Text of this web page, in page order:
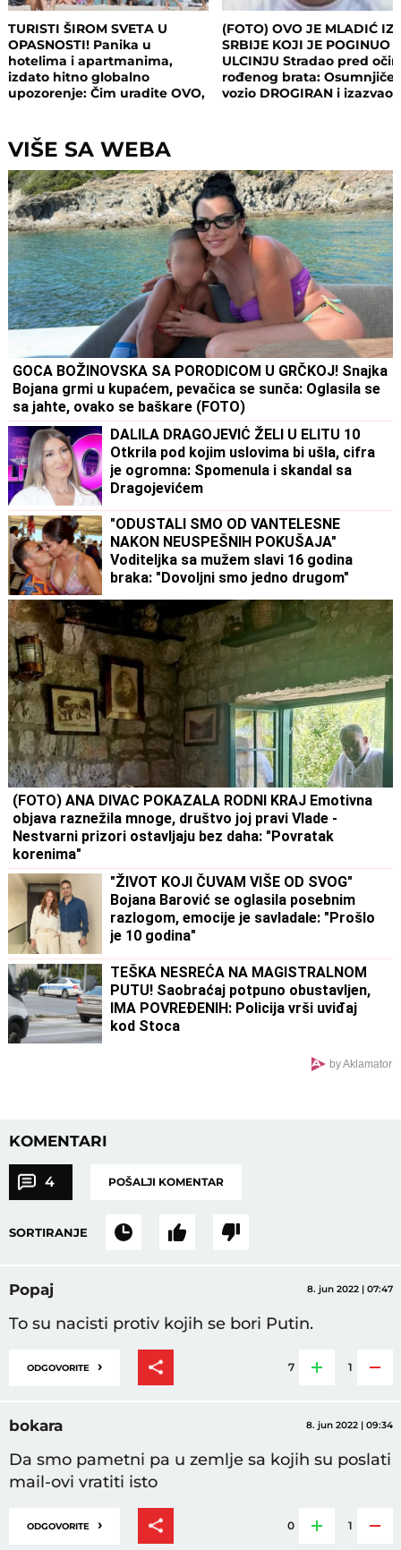
TURISTI ŠIROM SVETA U
OPASNOSTI! Panika u
hotelima i apartmanima,
izdato hitno globalno
upozorenje: Čim uradite OVO,
(FOTO) OVO JE MLADIĆ IZ
SRBIJE KOJI JE POGINUO
ULCINJU Stradao pred
rođenog brata:
vozio DROGIRAN i izazvao
VIŠE SA WEBA
GOCA BOŽINOVSKA SA PORODICOM U GRČKOJ! Snajka
Bojana grmi u kupaćem, pevačica se sunča: Oglasila se
sa jahte, ovako se baškare (FOTO)
DALILA DRAGOJEVIĆ ŽELI U ELITU 10
Otkrila pod kojim uslovima bi ušla, cifra
je ogromna: Spomenula i skandal sa
Dragojevićem
"ODUSTALI SMO OD VANTELESNE
NAKON NEUSPEŠNIH POKUŠAJA"
Voditeljka sa mužem slavi 16 godina
braka: "Dovoljni smo jedno drugom"
(FOTO) ANA DIVAC POKAZALA RODNI KRAJ Emotivna
objava raznežila mnoge, društvo joj pravi Vlade -
Nestvarni prizori ostavljaju bez daha: "Povratak
korenima"
"ŽIVOT KOJI ČUVAM VIŠE OD SVOG"
Bojana Barović se oglasila posebnim
razlogom, emocije je savladale: "Prošlo
je 10 godina"
TEŠKA NESREĆA NA MAGISTRALNOM
PUTU! Saobraćaj potpuno obustavljen,
IMA POVREĐENIH: Policija vrši uviđaj
kod Stoca
by Aklamator
KOMENTARI
4 POŠALJI KOMENTAR
SORTIRANJE
Popaj 8. jun 2022 | 07:47
To su nacisti protiv kojih se bori Putin.
ODGOVORITE › 7 1
bokara 8. jun 2022 | 09:34
Da smo pametni pa u zemlje sa kojih su poslati
mail-ovi vratiti isto
ODGOVORITE › 0 1